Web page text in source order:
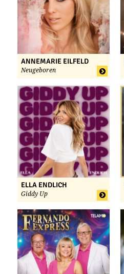
ANNEMARIE EILFELD
Neugeboren
ELLA ENDLICH
Giddy Up